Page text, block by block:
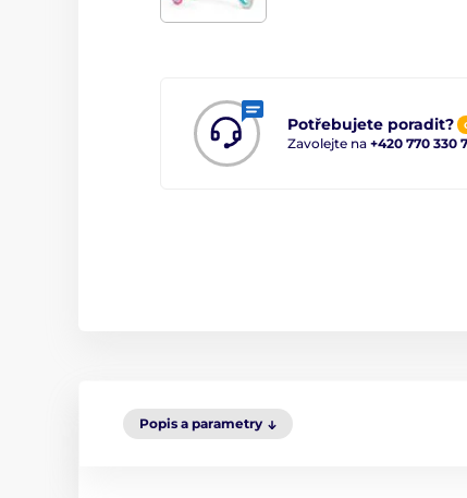
Potřebujete poradit?
Zavolejte na +420 770 330
Popis a parametry